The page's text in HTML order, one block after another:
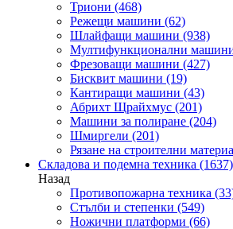
Триони (468)
Режещи машини (62)
Шлайфащи машини (938)
Мултифункционални
Фрезоващи машини (427)
Бисквит машини (19)
Кантиращи машини (43)
Абрихт Щрайхмус (201)
Машини за полиране (204)
Шмиргели (201)
Рязане на строителни
Складова и подемна техника (1637)
Назад
Противопожарна техника
Стълби и степенки (549)
Ножични платформи (66)